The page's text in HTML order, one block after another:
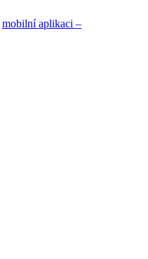
mobilní aplikaci –